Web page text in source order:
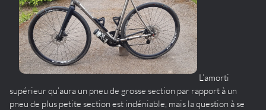
L’amorti
supérieur qu’aura un pneu de grosse section par rapport à un
pneu de plus petite section est indéniable, mais la question à se